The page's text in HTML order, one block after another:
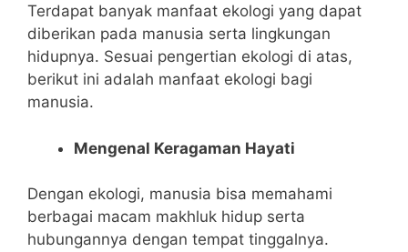
Terdapat banyak manfaat ekologi yang dapat
diberikan pada manusia serta lingkungan
hidupnya. Sesuai pengertian ekologi di atas,
berikut ini adalah manfaat ekologi bagi
manusia.
Mengenal Keragaman Hayati
Dengan ekologi, manusia bisa memahami
berbagai macam makhluk hidup serta
hubungannya dengan tempat tinggalnya.